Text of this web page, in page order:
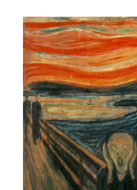
Личное
Нарва и северо-восток
Обзор прессы
Образование
Парламент и правительство
Фотографии
Экономика
Эстония и Россия
Юмор